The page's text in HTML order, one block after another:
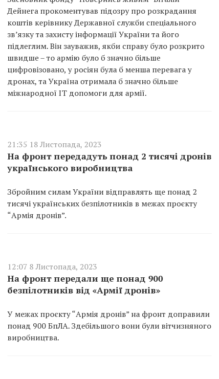
Дейнега прокоментував підозру про розкрадання
коштів керівнику Державної служби спеціального
зв’язку та захисту інформації України та його
підлеглим. Він зауважив, якби справу було розкрито
швидше – то армію було б значно більше
цифровізовано, у росіян була б менша перевага у
дронах, та Україна отримала б значно більше
міжнародної ІТ допомоги для армії.
21:35 18 Листопада, 2023
На фронт передадуть понад 2 тисячі дронів
українського виробництва
Збройним силам України відправлять ще понад 2
тисячі українських безпілотників в межах проєкту
“Армія дронів”.
12:07 8 Листопада, 2023
На фронт передали ще понад 900
безпілотників від «Армії дронів»
У межах проєкту “Армія дронів” на фронт доправили
понад 900 БпЛА. Здебільшого вони були вітчизняного
виробництва.